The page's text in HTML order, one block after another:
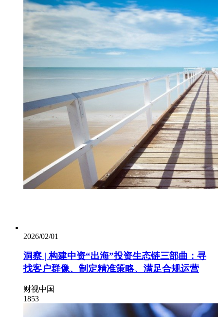
2026/02/01
洞察 | 构建中资“出海”投资生态链三部曲：寻
找客户群像、制定精准策略、满足合规运营
财视中国
1853